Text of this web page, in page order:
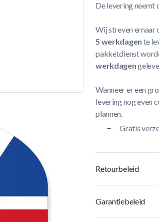
De levering neemt
Wij streven ernaar
5 werkdagen te
pakketdienst
werkdagen
Wanneer er een
levering nog even
plannen.
Gratis
Retourbeleid
Garantiebeleid